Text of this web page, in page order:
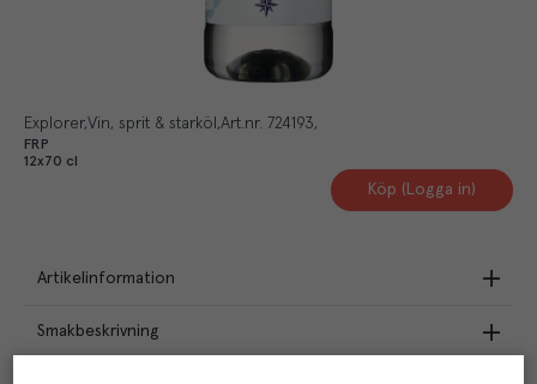
Explorer Vin, sprit & starköl Art.nr. 724193
FRP
12x70 cl
Köp (Logga in)
Artikelinformation
Smakbeskrivning